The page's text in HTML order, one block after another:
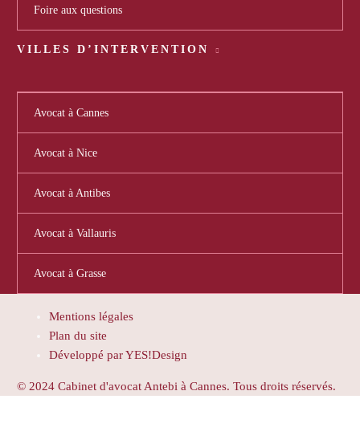
Foire aux questions
VILLES D’INTERVENTION
Avocat à Cannes
Avocat à Nice
Avocat à Antibes
Avocat à Vallauris
Avocat à Grasse
Mentions légales
Plan du site
Développé par YES!Design
© 2024 Cabinet d'avocat Antebi à Cannes. Tous droits réservés.